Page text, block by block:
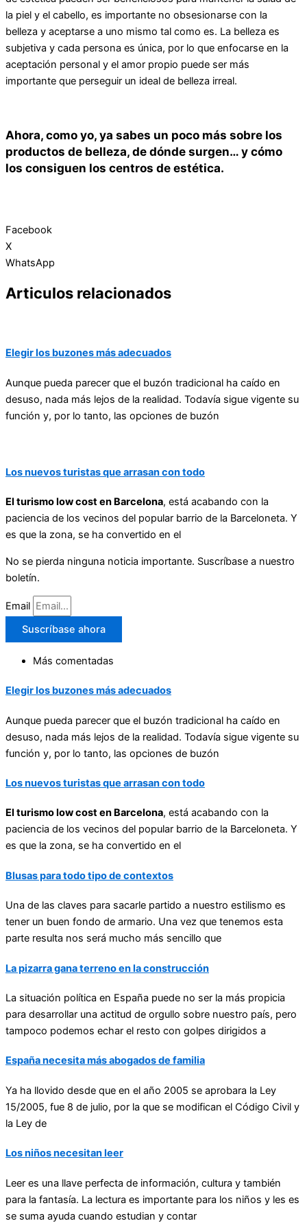
la piel y el cabello, es importante no obsesionarse con la
belleza y aceptarse a uno mismo tal como es. La belleza es
subjetiva y cada persona es única, por lo que enfocarse en la
aceptación personal y el amor propio puede ser más
importante que perseguir un ideal de belleza irreal.
Ahora, como yo, ya sabes un poco más sobre los
productos de belleza, de dónde surgen… y cómo
los consiguen los centros de estética.
Facebook
X
WhatsApp
Articulos relacionados
Elegir los buzones más adecuados
Aunque pueda parecer que el buzón tradicional ha caído en
desuso, nada más lejos de la realidad. Todavía sigue vigente su
función y, por lo tanto, las opciones de buzón
Los nuevos turistas que arrasan con todo
El turismo low cost en Barcelona, está acabando con la
paciencia de los vecinos del popular barrio de la Barceloneta. Y
es que la zona, se ha convertido en el
No se pierda ninguna noticia importante. Suscríbase a nuestro
boletín.
Email
Suscríbase ahora
Más comentadas
Elegir los buzones más adecuados
Aunque pueda parecer que el buzón tradicional ha caído en
desuso, nada más lejos de la realidad. Todavía sigue vigente su
función y, por lo tanto, las opciones de buzón
Los nuevos turistas que arrasan con todo
El turismo low cost en Barcelona, está acabando con la
paciencia de los vecinos del popular barrio de la Barceloneta. Y
es que la zona, se ha convertido en el
Blusas para todo tipo de contextos
Una de las claves para sacarle partido a nuestro estilismo es
tener un buen fondo de armario. Una vez que tenemos esta
parte resulta nos será mucho más sencillo que
La pizarra gana terreno en la construcción
La situación política en España puede no ser la más propicia
para desarrollar una actitud de orgullo sobre nuestro país, pero
tampoco podemos echar el resto con golpes dirigidos a
España necesita más abogados de familia
Ya ha llovido desde que en el año 2005 se aprobara la Ley
15/2005, fue 8 de julio, por la que se modifican el Código Civil y
la Ley de
Los niños necesitan leer
Leer es una llave perfecta de información, cultura y también
para la fantasía. La lectura es importante para los niños y les es
se suma ayuda cuando estudian y contar